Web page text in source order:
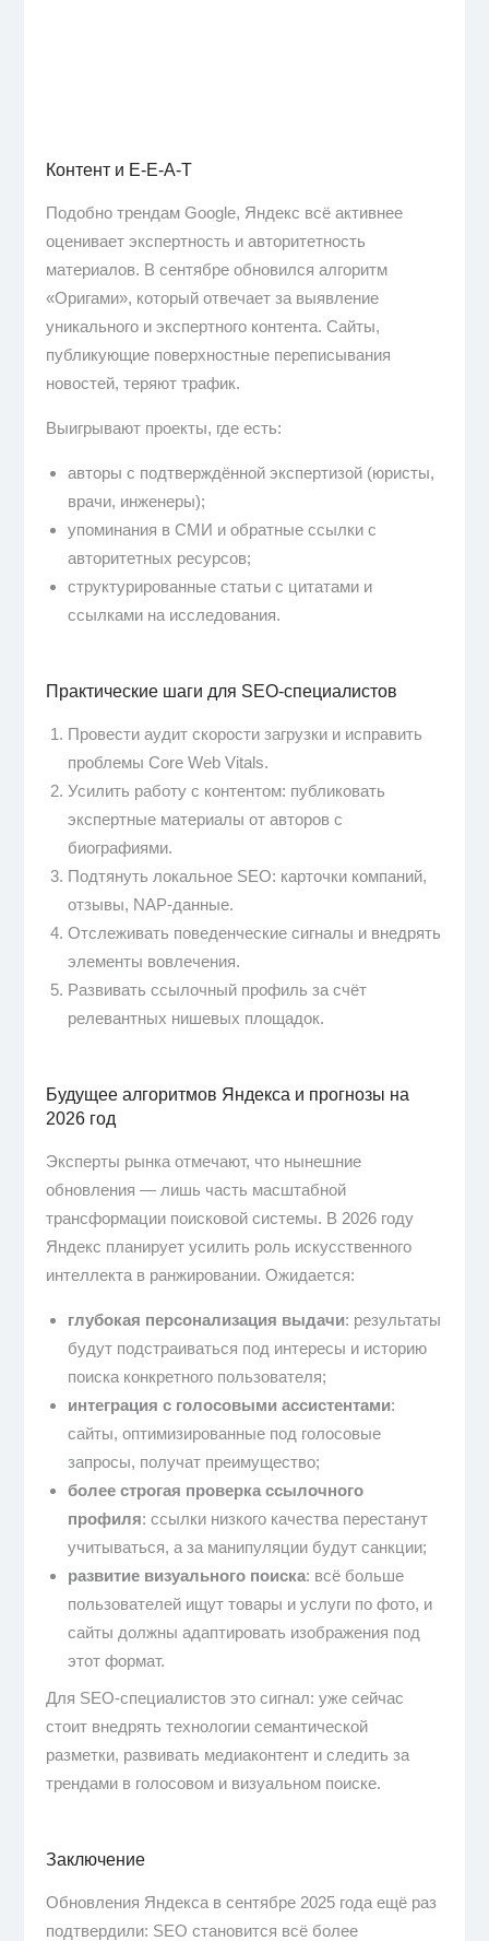
Контент и E-E-A-T
Подобно трендам Google, Яндекс всё активнее
оценивает экспертность и авторитетность
материалов. В сентябре обновился алгоритм
«Оригами», который отвечает за выявление
уникального и экспертного контента. Сайты,
публикующие поверхностные переписывания
новостей, теряют трафик.
Выигрывают проекты, где есть:
авторы с подтверждённой экспертизой (юристы,
врачи, инженеры);
упоминания в СМИ и обратные ссылки с
авторитетных ресурсов;
структурированные статьи с цитатами и
ссылками на исследования.
Практические шаги для SEO-специалистов
Провести аудит скорости загрузки и исправить
проблемы Core Web Vitals.
Усилить работу с контентом: публиковать
экспертные материалы от авторов с
биографиями.
Подтянуть локальное SEO: карточки компаний,
отзывы, NAP-данные.
Отслеживать поведенческие сигналы и внедрять
элементы вовлечения.
Развивать ссылочный профиль за счёт
релевантных нишевых площадок.
Будущее алгоритмов Яндекса и прогнозы на
2026 год
Эксперты рынка отмечают, что нынешние
обновления — лишь часть масштабной
трансформации поисковой системы. В 2026 году
Яндекс планирует усилить роль искусственного
интеллекта в ранжировании. Ожидается:
глубокая персонализация выдачи: результаты
будут подстраиваться под интересы и историю
поиска конкретного пользователя;
интеграция с голосовыми ассистентами:
сайты, оптимизированные под голосовые
запросы, получат преимущество;
более строгая проверка ссылочного
профиля: ссылки низкого качества перестанут
учитываться, а за манипуляции будут санкции;
развитие визуального поиска: всё больше
пользователей ищут товары и услуги по фото, и
сайты должны адаптировать изображения под
этот формат.
Для SEO-специалистов это сигнал: уже сейчас
стоит внедрять технологии семантической
разметки, развивать медиаконтент и следить за
трендами в голосовом и визуальном поиске.
Заключение
Обновления Яндекса в сентябре 2025 года ещё раз
подтвердили: SEO становится всё более